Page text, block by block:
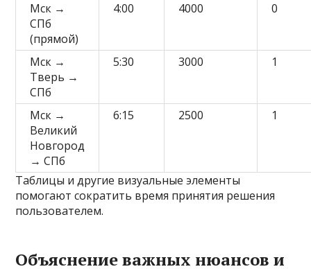
Мск →
СПб
(прямой)
4:00 4000 0
Мск →
Тверь →
СПб
5:30 3000 1
Мск →
Великий
Новгород
→ СПб
6:15 2500 1
Таблицы и другие визуальные элементы
помогают сократить время принятия решения
пользователем.
Объяснение важных нюансов и